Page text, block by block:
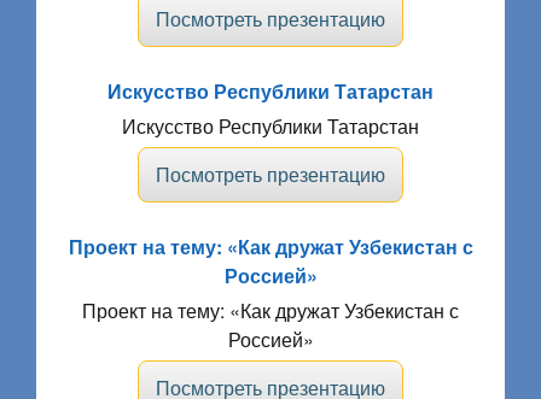
Посмотреть презентацию
Искусство Республики Татарстан
Искусство Республики Татарстан
Посмотреть презентацию
Проект на тему: «Как дружат Узбекистан с
Россией»
Проект на тему: «Как дружат Узбекистан с
Россией»
Посмотреть презентацию